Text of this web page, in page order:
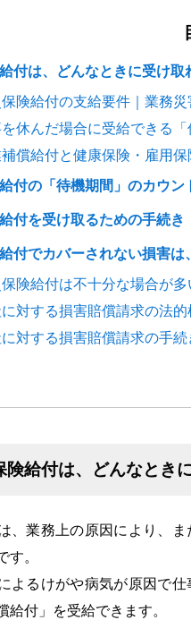
付は、どんなときに受け取
保険給付の支給要件｜業務
を休んだ場合に受給できる
補償給付と健康保険・雇用
付の「待機期間」のカウン
付を受け取るための手続き
付でカバーされない損害
保険給付は不十分な場合が多
に対する損害賠償請求の法
に対する損害賠償請求の手続
険給付は、どんなとき
、業務上の原因により、
す。
よるけがや病気が原因で
給付」を受給できます。